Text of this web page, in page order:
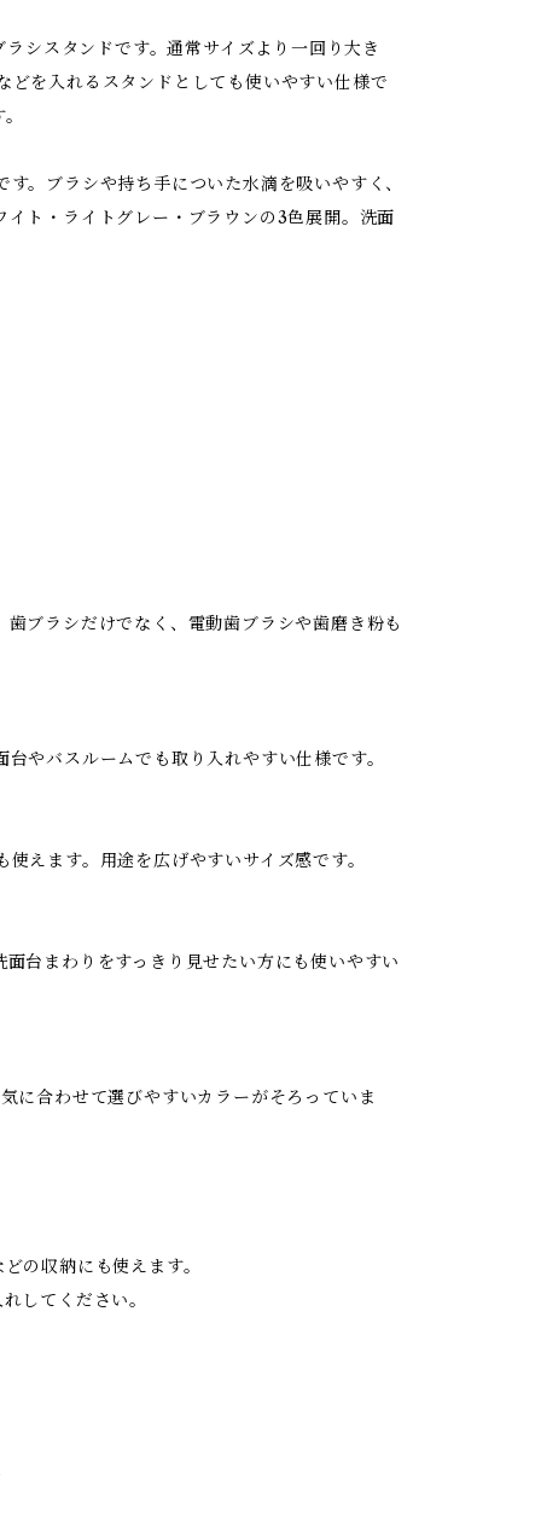
スタンドです。通常サイズより一回り大き
を入れるスタンドとしても使いやすい仕様で
。ブラシや持ち手についた水滴を吸いやすく、
ト・ライトグレー・ブラウンの3色展開。洗面
ブラシだけでなく、電動歯ブラシや歯磨き粉も
やバスルームでも取り入れやすい仕様です。
えます。用途を広げやすいサイズ感です。
台まわりをすっきり見せたい方にも使いやすい
に合わせて選びやすいカラーがそろっていま
の収納にも使えます。
してください。